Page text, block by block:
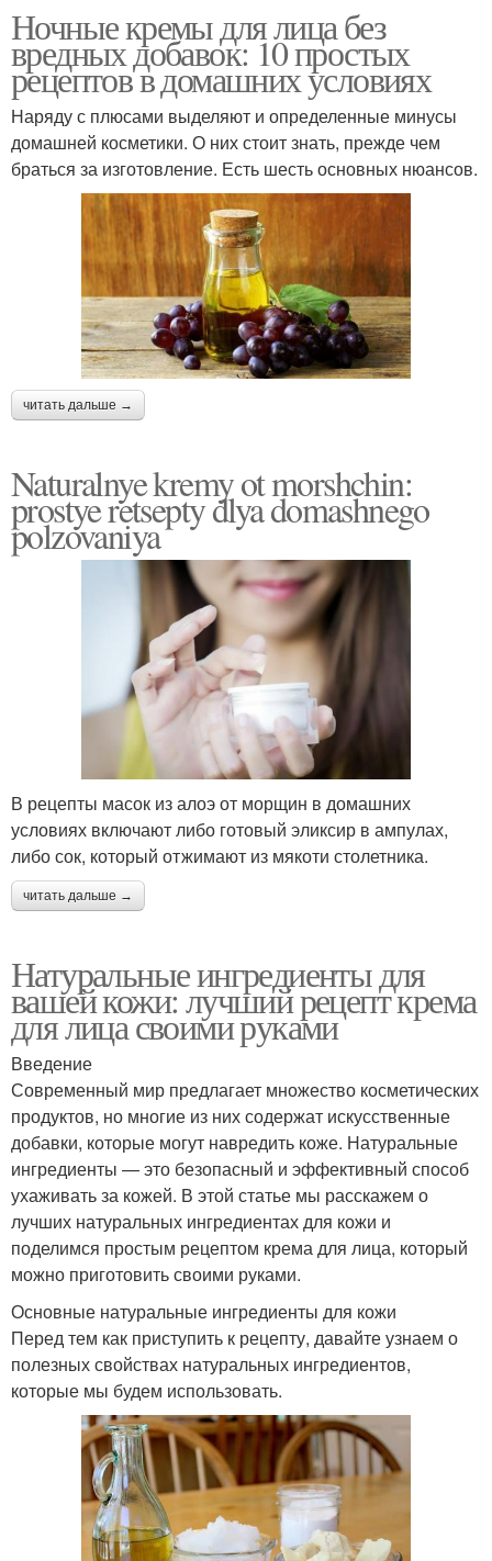
Ночные кремы для лица без
вредных добавок: 10 простых
рецептов в домашних условиях
Наряду с плюсами выделяют и определенные минусы
домашней косметики. О них стоит знать, прежде чем
браться за изготовление. Есть шесть основных нюансов.
читать дальше →
Naturalnye kremy ot morshchin:
prostye retsepty dlya domashnego
polzovaniya
В рецепты масок из алоэ от морщин в домашних
условиях включают либо готовый эликсир в ампулах,
либо сок, который отжимают из мякоти столетника.
читать дальше →
Натуральные ингредиенты для
вашей кожи: лучший рецепт крема
для лица своими руками
Введение
Современный мир предлагает множество косметических
продуктов, но многие из них содержат искусственные
добавки, которые могут навредить коже. Натуральные
ингредиенты — это безопасный и эффективный способ
ухаживать за кожей. В этой статье мы расскажем о
лучших натуральных ингредиентах для кожи и
поделимся простым рецептом крема для лица, который
можно приготовить своими руками.
Основные натуральные ингредиенты для кожи
Перед тем как приступить к рецепту, давайте узнаем о
полезных свойствах натуральных ингредиентов,
которые мы будем использовать.